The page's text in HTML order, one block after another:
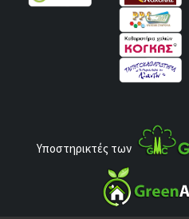
Υποστηρικτές των